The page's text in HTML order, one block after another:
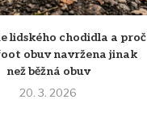
lidského chodidla a proč
obuv navržena jinak
než běžná obuv
20. 3. 2026